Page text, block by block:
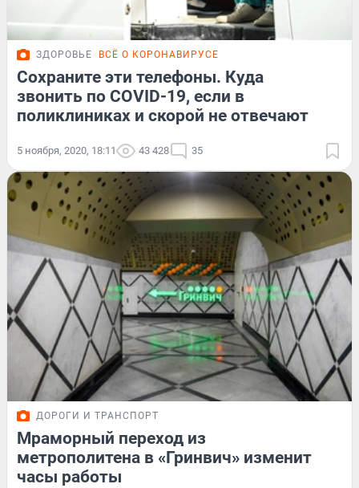
ЗДОРОВЬЕ ВСЁ О КОРОНАВИРУСЕ
Сохраните эти телефоны. Куда
звонить по COVID-19, если в
поликлиниках и скорой не отвечают
5 ноября, 2020, 18:11 43 428 35
ДОРОГИ И ТРАНСПОРТ
Мраморный переход из
метрополитена в «Гринвич» изменит
часы работы